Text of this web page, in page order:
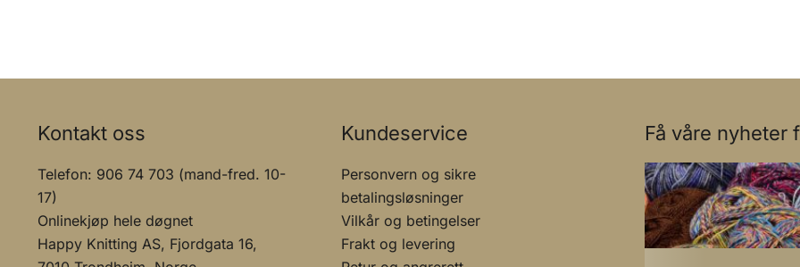
Kontakt oss
Telefon: 906 74 703 (mand-fred. 10-
17)
Onlinekjøp hele døgnet
Happy Knitting AS, Fjordgata 16,
Kundeservice
Personvern og sikre
betalingsløsninger
Vilkår og betingelser
Frakt og levering
Få våre nyheter